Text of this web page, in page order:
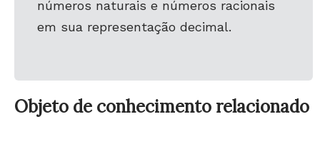
números naturais e números racionais
em sua representação decimal.
Objeto de conhecimento relacionado